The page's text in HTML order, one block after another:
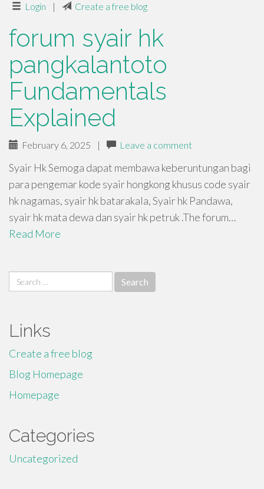
Login | Create a free blog
forum syair hk
pangkalantoto
Fundamentals
Explained
February 6, 2025 | Leave a comment
Syair Hk Semoga dapat membawa keberuntungan bagi
para pengemar kode syair hongkong khusus code syair
hk nagamas, syair hk batarakala, Syair hk Pandawa,
syair hk mata dewa dan syair hk petruk .The forum…
Read More
Search
for:
Links
Create a free blog
Blog Homepage
Homepage
Categories
Uncategorized